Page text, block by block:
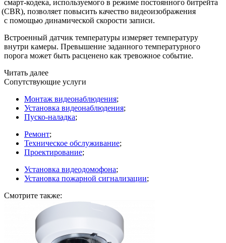
смарт-кодека, используемого в режиме постоянного битрейта
(CBR), позволяет повысить качество видеоизображения
с помощью динамической скорости записи.
Встроенный датчик температуры измеряет температуру
внутри камеры. Превышение заданного температурного
порога может быть расценено как тревожное событие.
Читать далее
Сопутствующие услуги
Монтаж видеонаблюдения;
Установка видеонаблюдения;
Пуско-наладка;
Ремонт;
Техническое обслуживание;
Проектирование;
Установка видеодомофона;
Установка пожарной сигнализации;
Смотрите также: